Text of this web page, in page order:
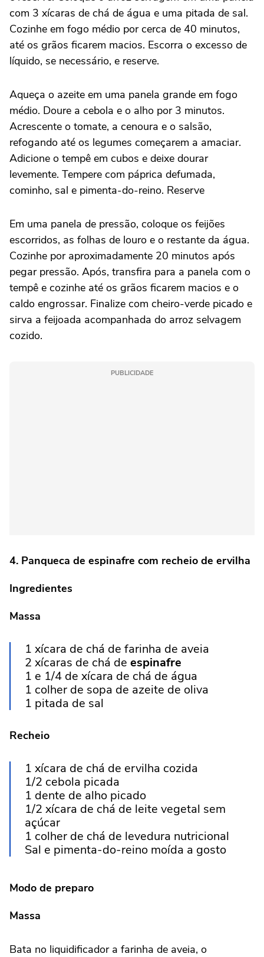
com 3 xícaras de chá de água e uma pitada de sal.
Cozinhe em fogo médio por cerca de 40 minutos,
até os grãos ficarem macios. Escorra o excesso de
líquido, se necessário, e reserve.
Aqueça o azeite em uma panela grande em fogo
médio. Doure a cebola e o alho por 3 minutos.
Acrescente o tomate, a cenoura e o salsão,
refogando até os legumes começarem a amaciar.
Adicione o tempê em cubos e deixe dourar
levemente. Tempere com páprica defumada,
cominho, sal e pimenta-do-reino. Reserve
Em uma panela de pressão, coloque os feijões
escorridos, as folhas de louro e o restante da água.
Cozinhe por aproximadamente 20 minutos após
pegar pressão. Após, transfira para a panela com o
tempê e cozinhe até os grãos ficarem macios e o
caldo engrossar. Finalize com cheiro-verde picado e
sirva a feijoada acompanhada do arroz selvagem
cozido.
PUBLICIDADE
4. Panqueca de espinafre com recheio de ervilha
Ingredientes
Massa
1 xícara de chá de farinha de aveia
2 xícaras de chá de espinafre
1 e 1/4 de xícara de chá de água
1 colher de sopa de azeite de oliva
1 pitada de sal
Recheio
1 xícara de chá de ervilha cozida
1/2 cebola picada
1 dente de alho picado
1/2 xícara de chá de leite vegetal sem
açúcar
1 colher de chá de levedura nutricional
Sal e pimenta-do-reino moída a gosto
Modo de preparo
Massa
Bata no liquidificador a farinha de aveia, o